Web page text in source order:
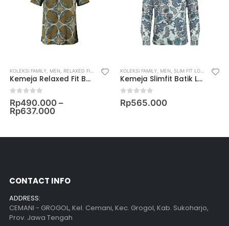
KOLEKSI FAMILY, MEN RELAXED FIT SHIRT
Kemeja Relaxed Fit Batik Lengan Pendek Motif Keris Ceplok Bujangga
0out of 5
Rp490.000 –
Rp637.000
KOLEKSI FAMILY, MEN SLIM FIT LONG SLEEVE SHIRT
Kemeja Slimfit Batik Lengan Panjang Motif Keris Lung Gurdo
0out of 5
Rp565.000
CONTACT INFO
ADDRESS:
CEMANI - GROGOL, Kel. Cemani, Kec. Grogol, Kab. Sukoharjo,
Prov. Jawa Tengah